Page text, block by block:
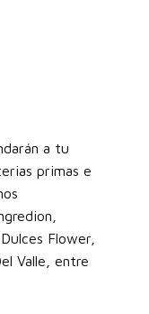
a tu
primas e
Flower,
Valle, entre